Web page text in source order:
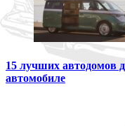
15 лучших автодомов
автомобиле